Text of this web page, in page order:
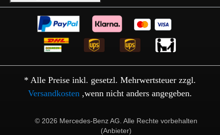
* Alle Preise inkl. gesetzl. Mehrwertsteuer zzgl.
Versandkosten ,wenn nicht anders angegeben.
© 2026 Mercedes-Benz AG. Alle Rechte vorbehalten
(Anbieter)